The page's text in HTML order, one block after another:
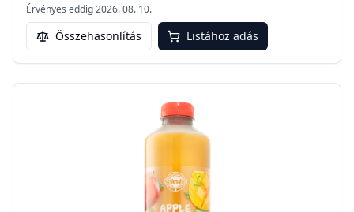
Érvényes eddig2026. 08. 10.
Összehasonlítás Listához adás